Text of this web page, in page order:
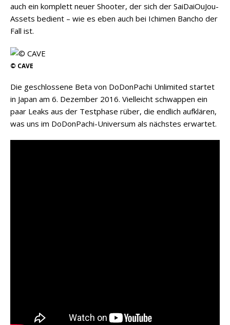
auch ein komplett neuer Shooter, der sich der SaiDaiOuJou-
Assets bedient – wie es eben auch bei Ichimen Bancho der
Fall ist.
© CAVE
Die geschlossene Beta von DoDonPachi Unlimited startet
in Japan am 6. Dezember 2016. Vielleicht schwappen ein
paar Leaks aus der Testphase rüber, die endlich aufklären,
was uns im DoDonPachi-Universum als nächstes erwartet.